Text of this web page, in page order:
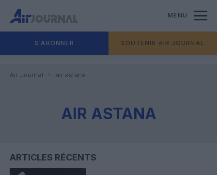
MENU
S'ABONNER SOUTENIR AIR JOURNAL
Air Journal air astana
AIR ASTANA
ARTICLES RÉCENTS